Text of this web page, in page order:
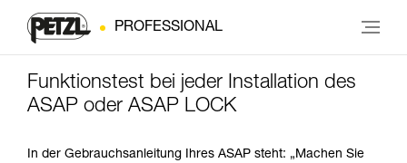
PROFESSIONAL
Funktionstest bei jeder Installation des
ASAP oder ASAP LOCK
In der Gebrauchsanleitung Ihres ASAP steht: „Machen Sie